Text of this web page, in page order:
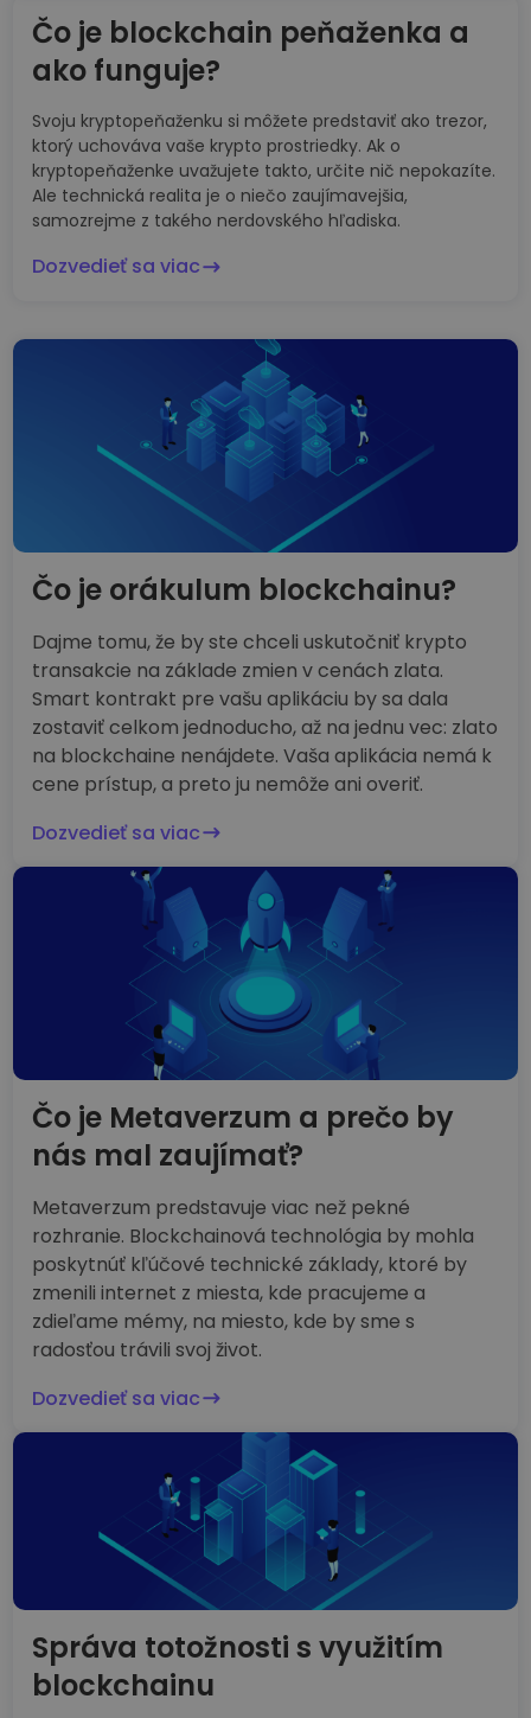
Čo je blockchain peňaženka a
ako funguje?
Svoju kryptopeňaženku si môžete predstaviť ako trezor,
ktorý uchováva vaše krypto prostriedky. Ak o
kryptopeňaženke uvažujete takto, určite nič nepokazíte.
Ale technická realita je o niečo zaujímavejšia,
samozrejme z takého nerdovského hľadiska.
Dozvedieť sa viac
Čo je orákulum blockchainu?
Dajme tomu, že by ste chceli uskutočniť krypto
transakcie na základe zmien v cenách zlata.
Smart kontrakt pre vašu aplikáciu by sa dala
zostaviť celkom jednoducho, až na jednu vec: zlato
na blockchaine nenájdete. Vaša aplikácia nemá k
cene prístup, a preto ju nemôže ani overiť.
Dozvedieť sa viac
Čo je Metaverzum a prečo by
nás mal zaujímať?
Metaverzum predstavuje viac než pekné
rozhranie. Blockchainová technológia by mohla
poskytnúť kľúčové technické základy, ktoré by
zmenili internet z miesta, kde pracujeme a
zdieľame mémy, na miesto, kde by sme s
radosťou trávili svoj život.
Dozvedieť sa viac
Správa totožnosti s využitím
blockchainu